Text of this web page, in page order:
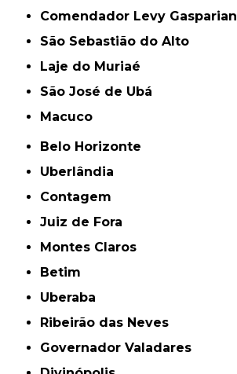
Comendador Levy Gasparian
São Sebastião do Alto
Laje do Muriaé
São José de Ubá
Macuco
Belo Horizonte
Uberlândia
Contagem
Juiz de Fora
Montes Claros
Betim
Uberaba
Ribeirão das Neves
Governador Valadares